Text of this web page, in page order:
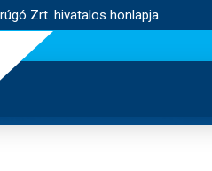
Zrt. hivatalos honlapja